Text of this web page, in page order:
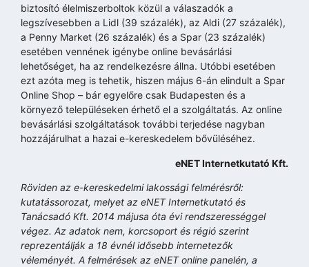
biztosító élelmiszerboltok közül a válaszadók a
legszívesebben a Lidl (39 százalék), az Aldi (27 százalék),
a Penny Market (26 százalék) és a Spar (23 százalék)
esetében vennének igénybe online bevásárlási
lehetőséget, ha az rendelkezésre állna. Utóbbi esetében
ezt azóta meg is tehetik, hiszen május 6-án elindult a Spar
Online Shop – bár egyelőre csak Budapesten és a
környező településeken érhető el a szolgáltatás. Az online
bevásárlási szolgáltatások további terjedése nagyban
hozzájárulhat a hazai e-kereskedelem bővüléséhez.
eNET Internetkutató Kft.
Röviden az e-kereskedelmi lakossági felmérésről:
kutatássorozat, melyet az eNET Internetkutató és
Tanácsadó Kft. 2014 májusa óta évi rendszerességgel
végez. Az adatok nem, korcsoport és régió szerint
reprezentálják a 18 évnél idősebb internetezők
véleményét. A felmérések az eNET online panelén, a